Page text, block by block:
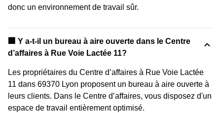
donc un environnement de travail sûr.
‍🏢 Y a-t-il un bureau à aire ouverte dans le Centre
d’affaires à Rue Voie Lactée 11?
Les propriétaires du Centre d’affaires à Rue Voie Lactée
11 dans 69370 Lyon proposent un bureau à aire ouverte à
leurs clients. Dans le Centre d’affaires, vous disposez d'un
espace de travail entièrement optimisé.